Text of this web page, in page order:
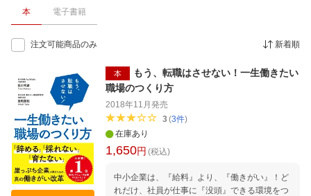
本 電子書籍
注文可能商品のみ 新着順
本
もう、転職はさせない！一生働きたい
職場のつくり方
2018年11月 発売
3(3件)
在庫あり
1,650円 (税込)
中小企業は、『給料』より、『働きがい』！ど
れだけ、社員が仕事に『没頭』できる環境をつ